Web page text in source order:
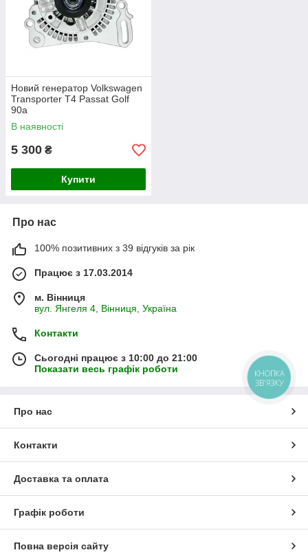
Новий генератор Volkswagen
Transporter T4 Passat Golf
90а
В наявності
5 300 ₴
Купити
Про нас
100% позитивних з 39 відгуків за рік
Працює з 17.03.2014
м. Вінниця
вул. Янгеля 4, Вінниця, Україна
Контакти
Сьогодні працює з 10:00 до 21:00
Показати весь графік роботи
Про нас
Контакти
Доставка та оплата
Графік роботи
Повна версія сайту
КНОПКА
ЗВ'ЯЗКУ